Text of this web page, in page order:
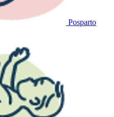
Posparto